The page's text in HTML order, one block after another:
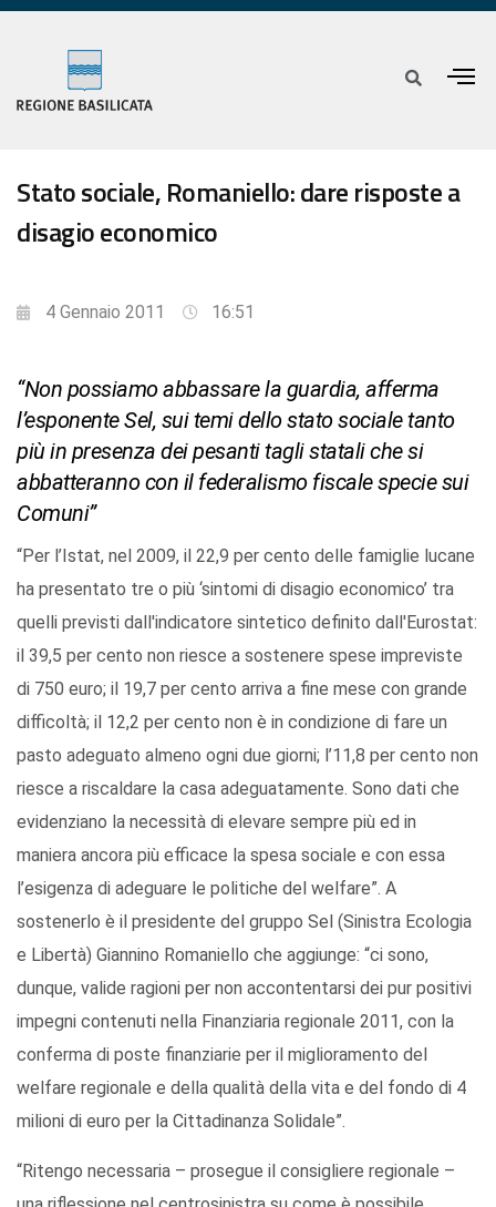
Stato sociale, Romaniello: dare risposte a
disagio economico
4 Gennaio 2011 16:51
“Non possiamo abbassare la guardia, afferma
l’esponente Sel, sui temi dello stato sociale tanto
più in presenza dei pesanti tagli statali che si
abbatteranno con il federalismo fiscale specie sui
Comuni”
“Per l’Istat, nel 2009, il 22,9 per cento delle famiglie lucane
ha presentato tre o più ‘sintomi di disagio economico’ tra
quelli previsti dall'indicatore sintetico definito dall'Eurostat:
il 39,5 per cento non riesce a sostenere spese impreviste
di 750 euro; il 19,7 per cento arriva a fine mese con grande
difficoltà; il 12,2 per cento non è in condizione di fare un
pasto adeguato almeno ogni due giorni; l’11,8 per cento non
riesce a riscaldare la casa adeguatamente. Sono dati che
evidenziano la necessità di elevare sempre più ed in
maniera ancora più efficace la spesa sociale e con essa
l’esigenza di adeguare le politiche del welfare”. A
sostenerlo è il presidente del gruppo Sel (Sinistra Ecologia
e Libertà) Giannino Romaniello che aggiunge: “ci sono,
dunque, valide ragioni per non accontentarsi dei pur positivi
impegni contenuti nella Finanziaria regionale 2011, con la
conferma di poste finanziarie per il miglioramento del
welfare regionale e della qualità della vita e del fondo di 4
milioni di euro per la Cittadinanza Solidale”.
“Ritengo necessaria – prosegue il consigliere regionale –